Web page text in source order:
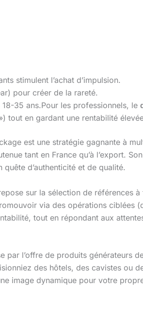
stimulent l’achat d’impulsion.
pour créer de la rareté.
35 ans.Pour les professionnels, le
tout en gardant une rentabilité
est une stratégie gagnante à
tant en France qu’à l’export.
d’authenticité et de qualité.
sur la sélection de références
via des opérations ciblées
tout en répondant aux
l’offre de produits générateurs
des hôtels, des cavistes ou
image dynamique pour votre